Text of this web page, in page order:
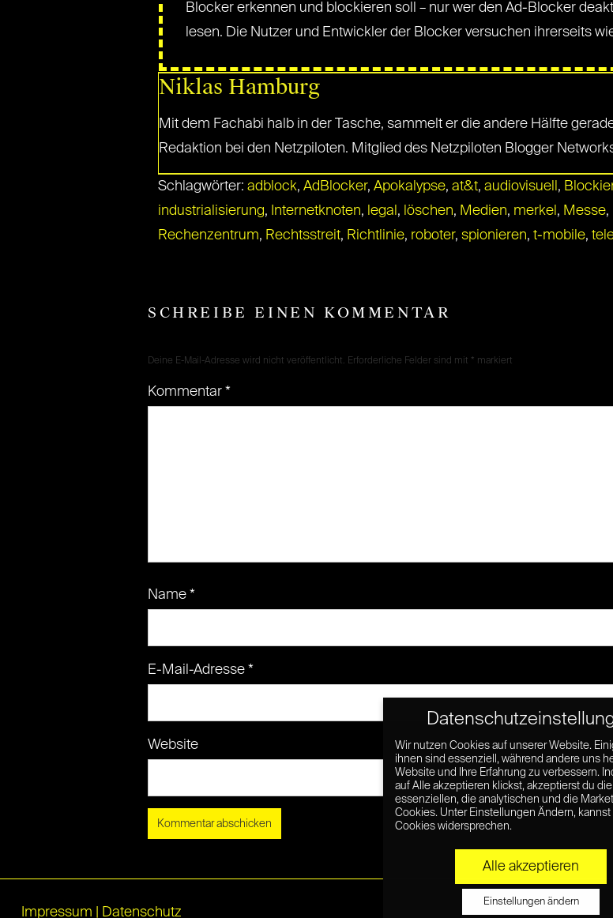
Blocker erkennen und blockieren soll – nur wer den Ad-Blocker
lesen. Die Nutzer und Entwickler der Blocker versuchen ihrerseits
Niklas Hamburg
Mit dem Fachabi halb in der Tasche, sammelt er die andere Hälfte
Redaktion bei den Netzpiloten. Mitglied des Netzpiloten Blogger
Schlagwörter: adblock, AdBlocker, Apokalypse, at&t, audiovisuell ,
industrialisierung, Internetknoten, legal , löschen, Medien, merkel , Messe,
Rechenzentrum, Rechtsstreit, Richtlinie, roboter, spionieren, t-mobile,
SCHREIBE EINEN KOMMENTAR
Deine E-Mail-Adresse wird nicht veröffentlicht. Erforderliche Felder sind mit * markiert
Kommentar *
Name *
E-Mail-Adresse *
Website
Impressum Datenschutz
Wir nutzen Cookies auf unserer Website.
ihnen sind essenziell, während andere uns
Website und Ihre Erfahrung zu verbessern.
auf Alle akzeptieren klickst, akzeptierst du die
essenziellen, die analytischen und die
Cookies. Unter Einstellungen Ändern, kannst
Cookies widersprechen.
Alle akzeptieren
Einstellungen ändern